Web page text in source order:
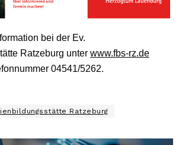
bei der Ev.
Ratzeburg unter www.fbs-rz.de
04541/5262.
Ratzeburg